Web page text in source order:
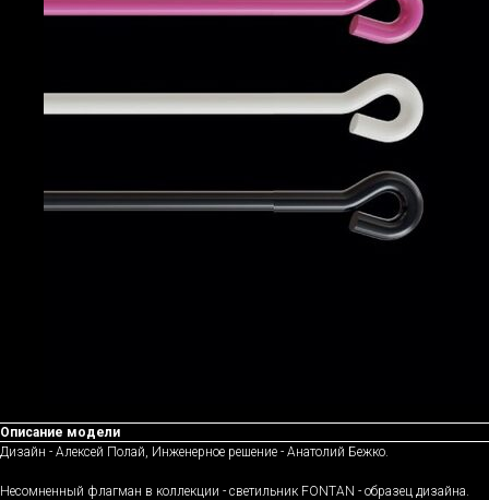
Описание модели
Дизайн - Алексей Полай, Инженерное решение - Анатолий Бежко.
Несомненный флагман в коллекции - светильник FONTAN - образец дизайна.